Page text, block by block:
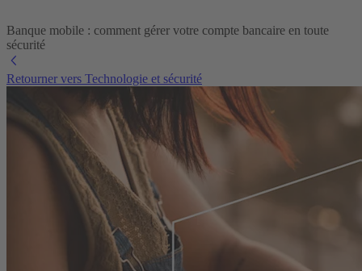
Banque mobile : comment gérer votre compte bancaire en toute
sécurité
Retourner vers Technologie et sécurité